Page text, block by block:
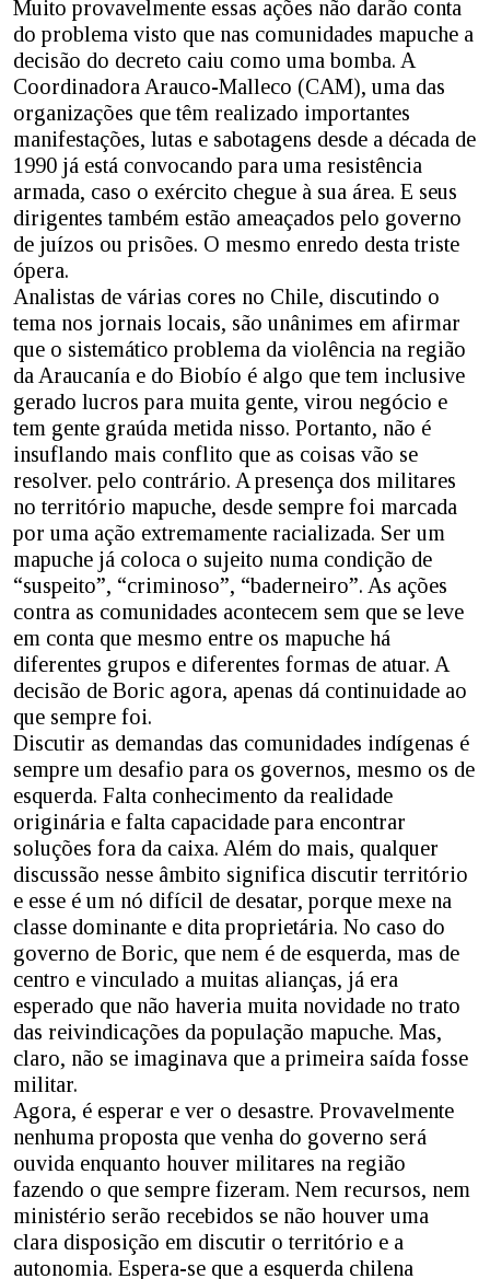
Muito provavelmente essas ações não darão conta
do problema visto que nas comunidades mapuche a
decisão do decreto caiu como uma bomba. A
Coordinadora Arauco-Malleco (CAM), uma das
organizações que têm realizado importantes
manifestações, lutas e sabotagens desde a década de
1990 já está convocando para uma resistência
armada, caso o exército chegue à sua área. E seus
dirigentes também estão ameaçados pelo governo
de juízos ou prisões. O mesmo enredo desta triste
ópera.
Analistas de várias cores no Chile, discutindo o
tema nos jornais locais, são unânimes em afirmar
que o sistemático problema da violência na região
da Araucanía e do Biobío é algo que tem inclusive
gerado lucros para muita gente, virou negócio e
tem gente graúda metida nisso. Portanto, não é
insuflando mais conflito que as coisas vão se
resolver. pelo contrário. A presença dos militares
no território mapuche, desde sempre foi marcada
por uma ação extremamente racializada. Ser um
mapuche já coloca o sujeito numa condição de
“suspeito”, “criminoso”, “baderneiro”. As ações
contra as comunidades acontecem sem que se leve
em conta que mesmo entre os mapuche há
diferentes grupos e diferentes formas de atuar. A
decisão de Boric agora, apenas dá continuidade ao
que sempre foi.
Discutir as demandas das comunidades indígenas é
sempre um desafio para os governos, mesmo os de
esquerda. Falta conhecimento da realidade
originária e falta capacidade para encontrar
soluções fora da caixa. Além do mais, qualquer
discussão nesse âmbito significa discutir território
e esse é um nó difícil de desatar, porque mexe na
classe dominante e dita proprietária. No caso do
governo de Boric, que nem é de esquerda, mas de
centro e vinculado a muitas alianças, já era
esperado que não haveria muita novidade no trato
das reivindicações da população mapuche. Mas,
claro, não se imaginava que a primeira saída fosse
militar.
Agora, é esperar e ver o desastre. Provavelmente
nenhuma proposta que venha do governo será
ouvida enquanto houver militares na região
fazendo o que sempre fizeram. Nem recursos, nem
ministério serão recebidos se não houver uma
clara disposição em discutir o território e a
autonomia. Espera-se que a esquerda chilena